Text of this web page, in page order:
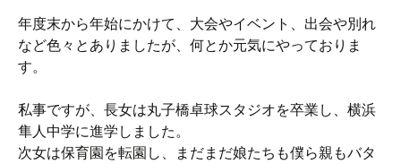
年度末から年始にかけて、大会やイベント、出会や別れ
など色々とありましたが、何とか元気にやっておりま
す。
私事ですが、長女は丸子橋卓球スタジオを卒業し、横浜
隼人中学に進学しました。
次女は保育園を転園し、まだまだ娘たちも僕ら親もバタ